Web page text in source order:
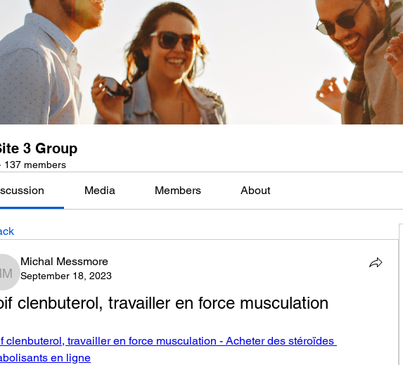
3 Group
· 137 members
Media Members About
Michal Messmore
Michal Messmore
September 18, 2023
clenbuterol, travailler en force musculation
clenbuterol, travailler en force musculation - Acheter des stéroïdes
en ligne